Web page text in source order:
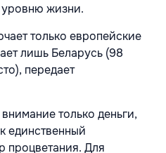
жизни.
только европейские
лишь Беларусь (98
передает
только деньги,
единственный
процветания. Для